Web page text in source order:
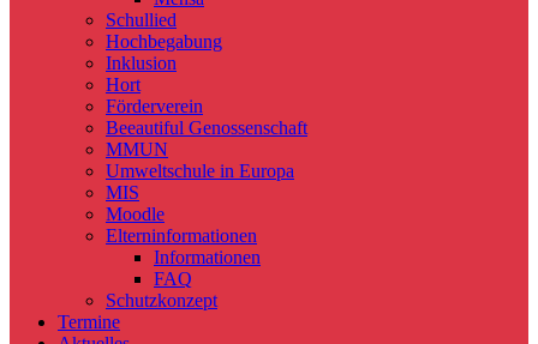
Schullied
Hochbegabung
Inklusion
Hort
Förderverein
Beeautiful Genossenschaft
MMUN
Umweltschule in Europa
MIS
Moodle
Elterninformationen
Informationen
FAQ
Schutzkonzept
Termine